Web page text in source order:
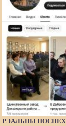
РЭАЛЬНЫ